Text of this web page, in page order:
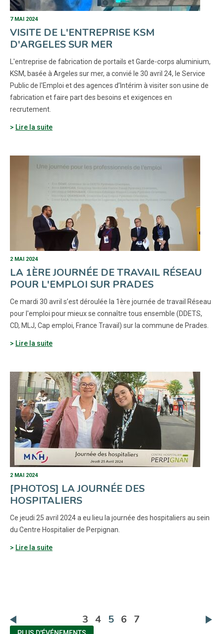
7 MAI 2024
VISITE DE L'ENTREPRISE KSM
D'ARGELES SUR MER
L'entreprise de fabrication de portails et Garde-corps aluminium,
KSM, basée à Argeles sur mer, a convié le 30 avril 24, le Service
Public de l'Emploi et des agences d’Intérim à visiter son usine de
fabrication et faire part des besoins et exigences en
recrutement.
Lire la suite
2 MAI 2024
LA 1ÈRE JOURNÉE DE TRAVAIL RÉSEAU
POUR L'EMPLOI SUR PRADES
Ce mardi 30 avril s’est déroulée la 1ère journée de travail Réseau
pour l'emploi pour mieux se connaître tous ensemble (DDETS,
CD, MLJ, Cap emploi, France Travail) sur la commune de Prades.
Lire la suite
2 MAI 2024
[PHOTOS] LA JOURNÉE DES
HOSPITALIERS
Ce jeudi 25 avril 2024 a eu lieu la journée des hospitaliers au sein
du Centre Hospitalier de Perpignan.
Lire la suite
3 4 5(actuelle)
6 7